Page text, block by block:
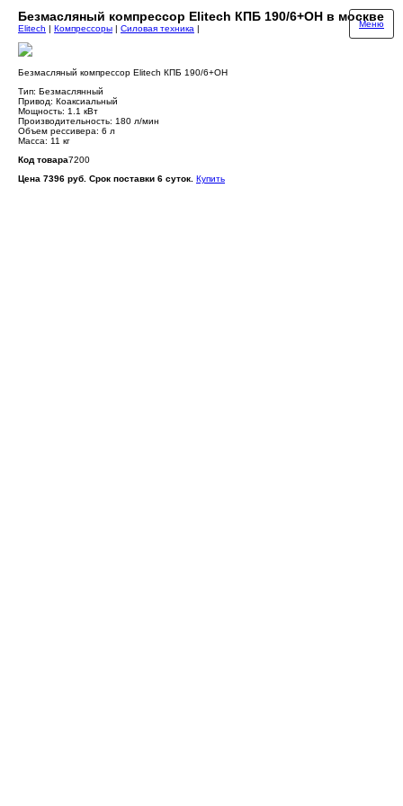
Безмасляный компрессор Elitech КПБ 190/6+ОН в москве
Меню
Elitech | Компрессоры | Силовая техника |
Безмасляный компрессор Elitech КПБ 190/6+ОН
Тип: Безмаслянный
Привод: Коаксиальный
Мощность: 1.1 кВт
Производительность: 180 л/мин
Объем рессивера: 6 л
Масса: 11 кг
Код товара7200
Цена 7396 руб. Срок поставки 6 суток. Купить